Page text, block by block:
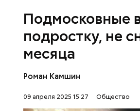
Подмосковные
подростку, не
месяца
Роман Камшин
09 апреля 2025 15:27 Общество